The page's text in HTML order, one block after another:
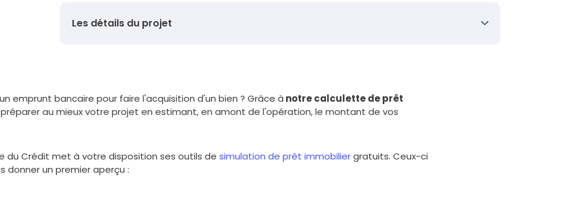
Les détails du projet
Durée
emprunt bancaire pour faire l'acquisition d'un bien ? Grâce à notre calculette de prêt
préparer au mieux votre projet en estimant, en amont de l'opération, le montant de vos
du Crédit met à votre disposition ses outils de simulation de prêt immobiliergratuits. Ceux-ci
un premier aperçu :